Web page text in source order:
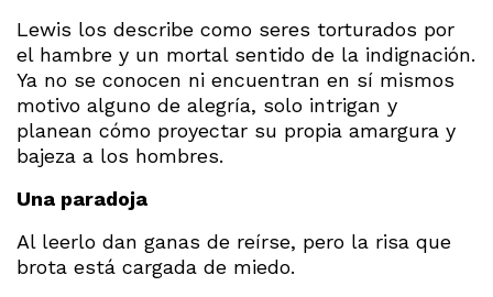
Lewis los describe como seres torturados por
el hambre y un mortal sentido de la indignación.
Ya no se conocen ni encuentran en sí mismos
motivo alguno de alegría, solo intrigan y
planean cómo proyectar su propia amargura y
bajeza a los hombres.
Una paradoja
Al leerlo dan ganas de reírse, pero la risa que
brota está cargada de miedo.